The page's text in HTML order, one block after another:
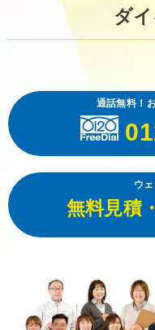
ダ
通話無料！
ウ
無料見積